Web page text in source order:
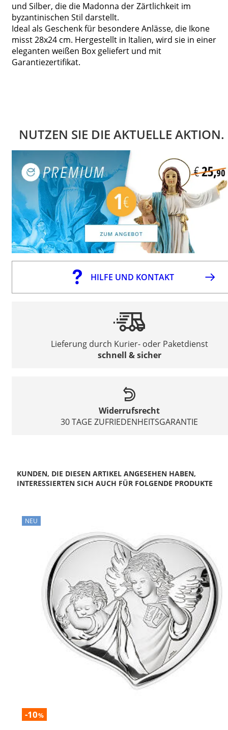
und Silber, die die Madonna der Zärtlichkeit im
byzantinischen Stil darstellt.
Ideal als Geschenk für besondere Anlässe, die Ikone
misst 28x24 cm. Hergestellt in Italien, wird sie in einer
eleganten weißen Box geliefert und mit
Garantiezertifikat.
NUTZEN SIE DIE AKTUELLE AKTION.
HILFE UND KONTAKT
Lieferung durch Kurier- oder Paketdienst
schnell & sicher
Widerrufsrecht
30 TAGE ZUFRIEDENHEITSGARANTIE
KUNDEN, DIE DIESEN ARTIKEL ANGESEHEN HABEN,
INTERESSIERTEN SICH AUCH FÜR FOLGENDE PRODUKTE
NEU
-10%